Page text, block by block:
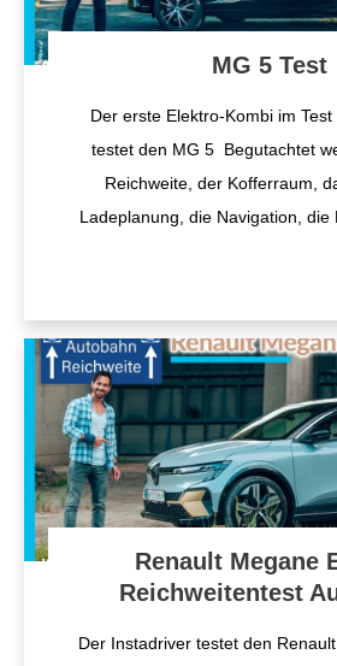
MG 5 Test
Der erste Elektro-Kombi im
testet den MG 5 Begutachtet
Reichweite, der Kofferraum,
Ladeplanung, die Navigation, die
Renault Megane
Reichweitentest
Der Instadriver testet den